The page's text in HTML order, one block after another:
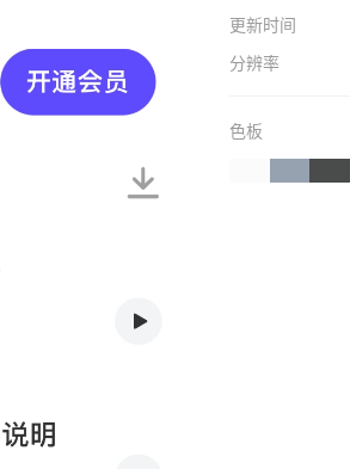
更新时间
分辨率
色板